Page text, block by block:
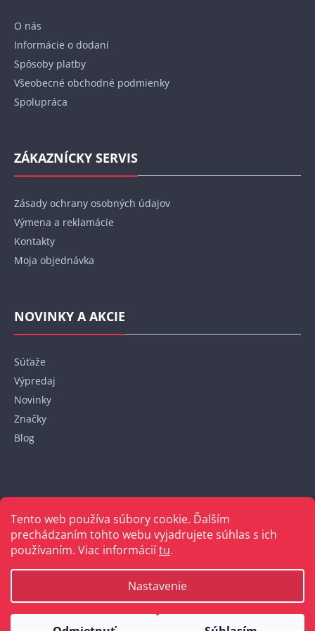
Tento web používa súbory cookie. Ďalším
prechádzaním tohto webu vyjadrujete súhlas s ich
používaním. Viac informáciítu.
Nastavenie
O nás
Informácie o dodaní
Spôsoby platby
Všeobecné obchodné podmienky
Spolupráca
ZÁKAZNÍCKY SERVIS
Zásady ochrany osobných údajov
Výmena a reklamácie
Kontakty
Moja objednávka
NOVINKY A AKCIE
Súťaže
Výpredaj
Novinky
Značky
Blog
+421 948 152 820